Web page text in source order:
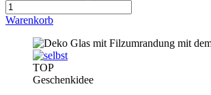
Warenkorb
TOP
Geschenkidee